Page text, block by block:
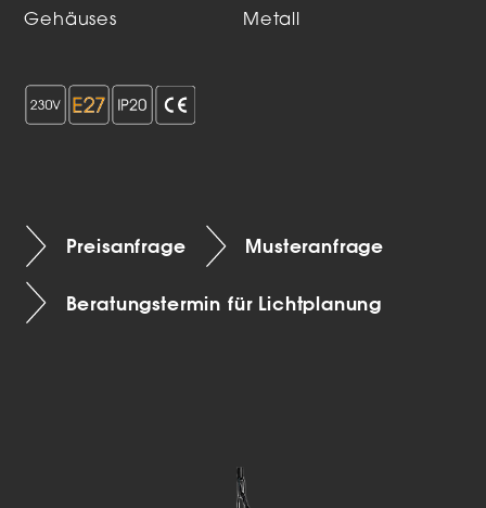
Gehäuses
Metall
Preisanfrage Musteranfrage
Beratungstermin für Lichtplanung